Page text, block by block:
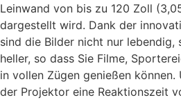
Leinwand von bis zu 120 Zoll
dargestellt wird. Dank der
sind die Bilder nicht nur lebendig,
heller, so dass Sie Filme,
in vollen Zügen genießen
der Projektor eine Reaktionszeit